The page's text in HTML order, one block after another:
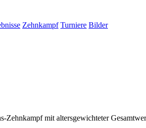
Zehnkampf Turniere Bilder
Zehnkampf mit altersgewichteter